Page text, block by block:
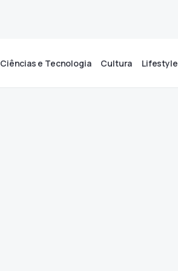
Ciências e Tecnologia Cultura Lifestyle